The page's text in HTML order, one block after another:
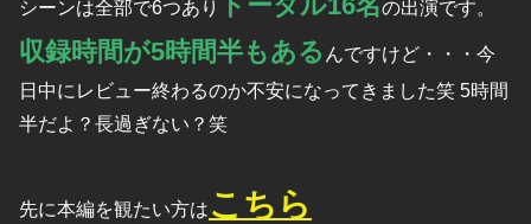
シーンは全部で6つあり の出演です。
収録時間が5時間半もある んですけど・・・今
日中にレビュー終わるのか不安になってきました笑 5時間
半だよ？長過ぎない？笑
先に本編を観たい方は こちら